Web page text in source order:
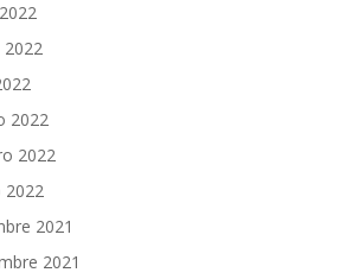
2022
2022
2022
2021
2021